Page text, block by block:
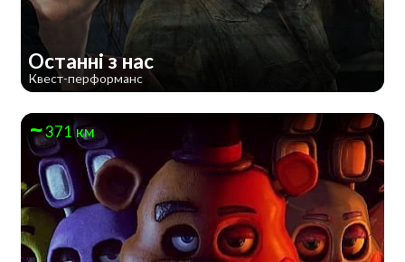
Останні з нас
Квест-перформанс
371 км